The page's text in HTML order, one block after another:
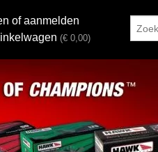
of aanmelden
(€0,00)